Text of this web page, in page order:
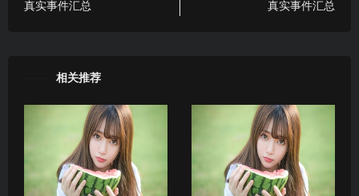
真实事件汇总
真实事件汇总
相关推荐